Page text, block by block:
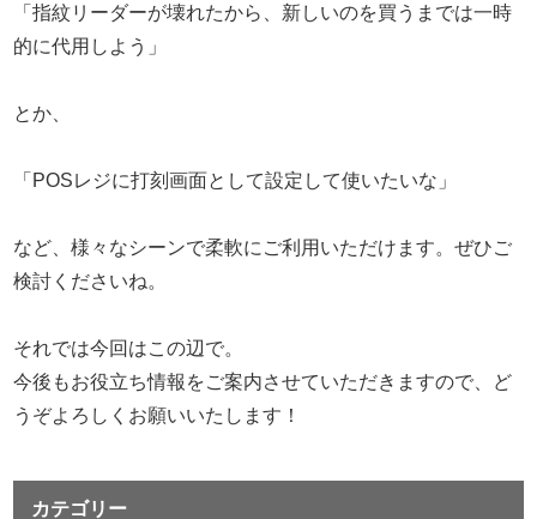
「指紋リーダーが壊れたから、新しいのを買うまでは一時
的に代用しよう」
とか、
「POSレジに打刻画面として設定して使いたいな」
など、様々なシーンで柔軟にご利用いただけます。ぜひご
検討くださいね。
それでは今回はこの辺で。
今後もお役立ち情報をご案内させていただきますので、ど
うぞよろしくお願いいたします！
カテゴリー